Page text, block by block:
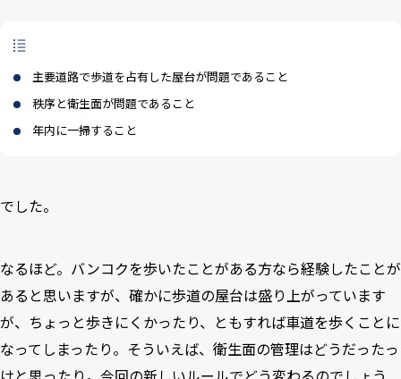
主要道路で歩道を占有した屋台が問題であること
秩序と衛生面が問題であること
年内に一掃すること
でした。
なるほど。バンコクを歩いたことがある方なら経験したことが
あると思いますが、確かに歩道の屋台は盛り上がっています
が、ちょっと歩きにくかったり、ともすれば車道を歩くことに
なってしまったり。そういえば、衛生面の管理はどうだったっ